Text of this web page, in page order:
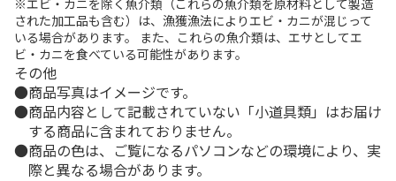
された加工品も含む）は、漁獲漁法によりエビ・カニが混じって
いる場合があります。 また、これらの魚介類は、エサとしてエ
ビ・カニを食べている可能性があります。
その他
商品写真はイメージです。
商品内容として記載されていない「小道具類」はお届け
する商品に含まれておりません。
商品の色は、ご覧になるパソコンなどの環境により、実
際と異なる場合があります。